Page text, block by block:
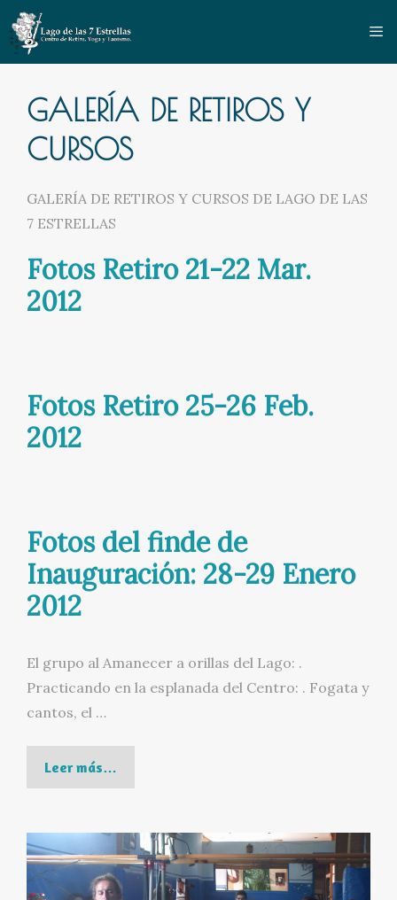
Saltar
al
contenido
GALERÍA DE RETIROS Y
CURSOS
GALERÍA DE RETIROS Y CURSOS DE LAGO DE LAS
7 ESTRELLAS
Fotos Retiro 21-22 Mar.
2012
Fotos Retiro 25-26 Feb.
2012
Fotos del finde de
Inauguración: 28-29 Enero
2012
El grupo al Amanecer a orillas del Lago: .
Practicando en la esplanada del Centro: . Fogata y
cantos, el …
Leer más…
del
de
Inauguración:
28-